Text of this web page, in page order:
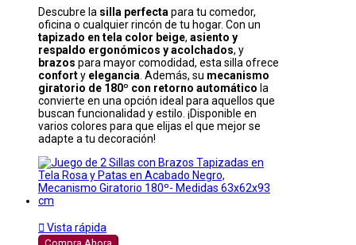
Descubre la silla perfectapara tu comedor,
oficina o cualquier rincón de tu hogar. Con un
tapizado en tela color beige, asiento y
respaldo ergonómicos y acolchados, y
brazos para mayor comodidad, esta silla ofrece
conforty elegancia. Además, su mecanismo
giratorio de 180º con retorno automático la
convierte en una opción ideal para aquellos que
buscan funcionalidad y estilo. ¡Disponible en
varios colores para que elijas el que mejor se
adapte a tu decoración!
 Vista rápida